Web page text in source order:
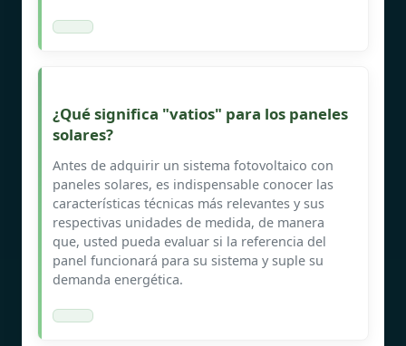
¿Qué significa "vatios" para los paneles
solares?
Antes de adquirir un sistema fotovoltaico con
paneles solares, es indispensable conocer las
características técnicas más relevantes y sus
respectivas unidades de medida, de manera
que, usted pueda evaluar si la referencia del
panel funcionará para su sistema y suple su
demanda energética.